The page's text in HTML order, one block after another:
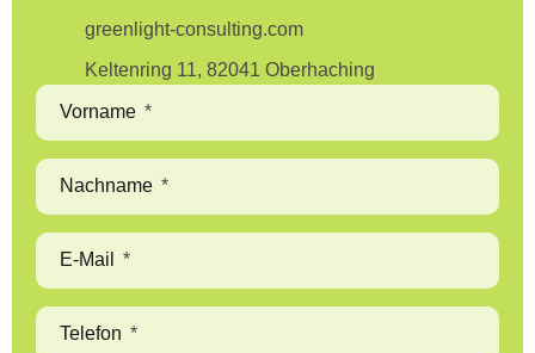
greenlight-consulting.com
Keltenring 11, 82041 Oberhaching
Vorname
Nachname
E-Mail
Telefon